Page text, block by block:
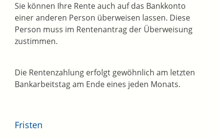
Sie können Ihre Rente auch auf das Bankkonto
einer anderen Person überweisen lassen. Diese
Person muss im Rentenantrag der Überweisung
zustimmen.
Die Rentenzahlung erfolgt gewöhnlich am letzten
Bankarbeitstag am Ende eines jeden Monats.
Fristen